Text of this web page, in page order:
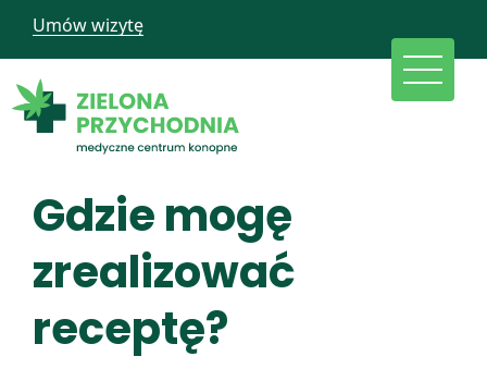
Umów wizytę
Gdzie mogę
zrealizować
receptę?